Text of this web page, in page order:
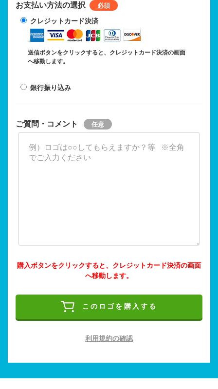
お支払い方法の選択
クレジットカード決済
送信ボタンをクリックすると、クレジットカード決済の画面
へ移動します。
銀行振り込み
ご質問・コメント
購入ボタンをクリックすると、クレジットカード決済の画面
へ移動します。
このロゴを購入する
利用規約の確認